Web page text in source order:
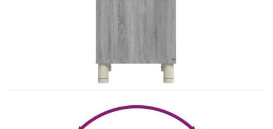
Размери: 30 x 30 x 95 см (Ш x Д x В)
Повече подробности за предотвратяване на
преобръщането на вашите мебели можете да